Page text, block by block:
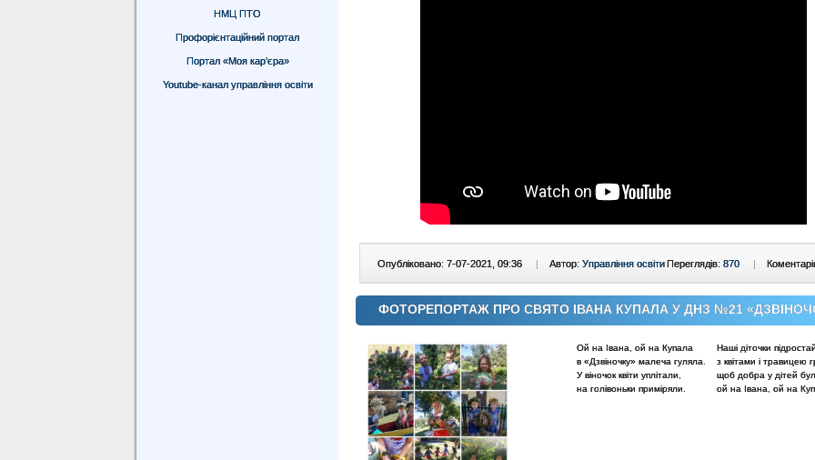
НМЦ ПТО
Профорієнтаційний портал
Портал «Моя кар’єра»
Youtube-канал управління освіти
Опубліковано: 7-07-2021, 09:36 | Автор: Управління освітиПереглядів: 870 |
ФОТОРЕПОРТАЖ ПРО СВЯТО ІВАНА КУПАЛА У ДНЗ №21
Ой на Івана, ой на Купала
в «Дзвіночку» малеча гуляла.
У віночок квіти уплітали,
на голівоньки приміряли.
Наші діточки
з квітами і травицею
щоб добра у дітей
ой на Івана, ой на